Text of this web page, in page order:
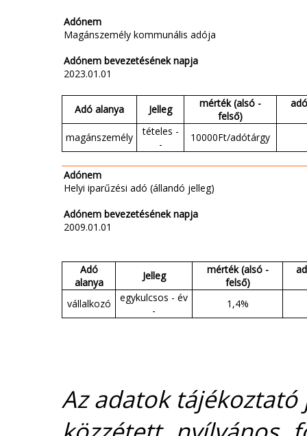
Adónem
Magánszemély kommunális adója
Adónem bevezetésének napja
2023.01.01
Adó alanya Jelleg
mérték (alsó -
felső)
magánszemély
tételes -
-
10000Ft/adótárgy
Adónem
Helyi iparűzési adó (állandó jelleg)
Adónem bevezetésének napja
2009.01.01
Adó
alanya
Jelleg
mérték (alsó -
felső)
vállalkozó
egykulcsos - év
-
1,4%
Az adatok